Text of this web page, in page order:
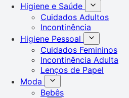
Higiene e Saúde
Cuidados Adultos
Incontinência
Higiene Pessoal
Cuidados Femininos
Incontinência Adulta
Lenços de Papel
Moda
Bebês